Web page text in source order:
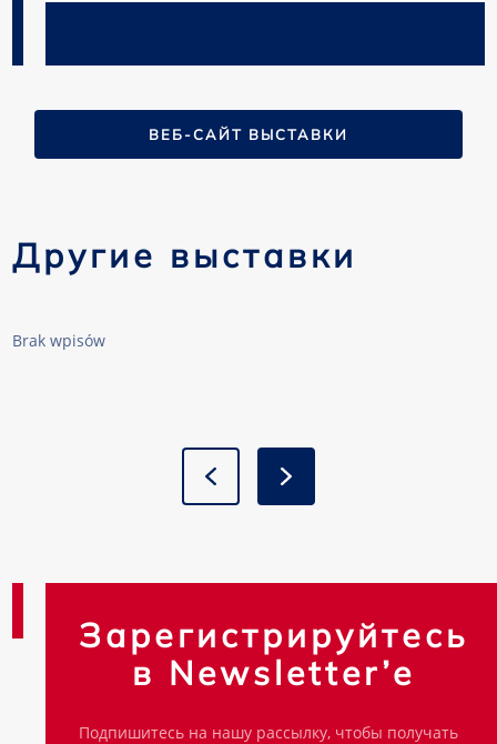
ВЕБ-САЙТ ВЫСТАВКИ
Другие выставки
Brak wpisów
Зарегистрируйтесь
в Newsletter’e
Подпишитесь на нашу рассылку, чтобы получать